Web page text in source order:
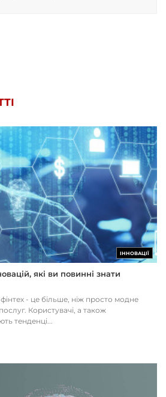
ІННОВАЦІЇ
які ви повинні знати
фінтех - це більше, ніж просто модне
Користувачі, а також
тенденці...